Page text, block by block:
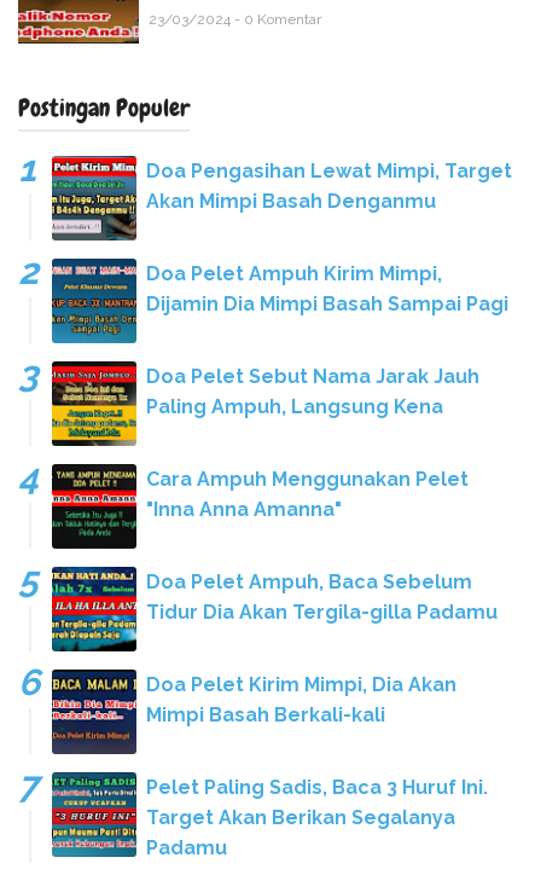
23/03/2024 - 0 Komentar
Postingan Populer
Doa Pengasihan Lewat Mimpi, Target
Akan Mimpi Basah Denganmu
Doa Pelet Ampuh Kirim Mimpi,
Dijamin Dia Mimpi Basah Sampai Pagi
Doa Pelet Sebut Nama Jarak Jauh
Paling Ampuh, Langsung Kena
Cara Ampuh Menggunakan Pelet
"Inna Anna Amanna"
Doa Pelet Ampuh, Baca Sebelum
Tidur Dia Akan Tergila-gilla Padamu
Doa Pelet Kirim Mimpi, Dia Akan
Mimpi Basah Berkali-kali
Pelet Paling Sadis, Baca 3 Huruf Ini.
Target Akan Berikan Segalanya
Padamu